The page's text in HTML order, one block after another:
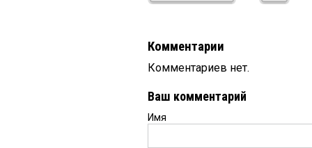
Комментарии
Комментариев нет.
Ваш комментарий
Имя